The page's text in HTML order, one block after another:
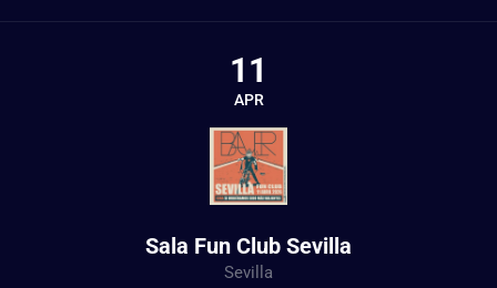
11
APR
Sala Fun Club Sevilla
Sevilla